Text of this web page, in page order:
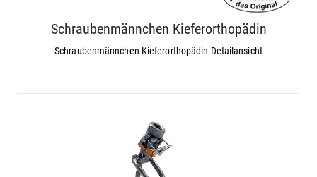
Schraubenmännchen Kieferorthopädin
Schraubenmännchen Kieferorthopädin Detailansicht